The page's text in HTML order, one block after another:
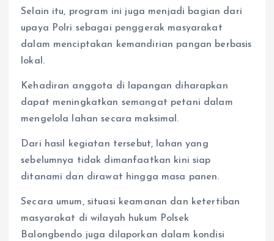
Selain itu, program ini juga menjadi bagian dari
upaya Polri sebagai penggerak masyarakat
dalam menciptakan kemandirian pangan berbasis
lokal.
Kehadiran anggota di lapangan diharapkan
dapat meningkatkan semangat petani dalam
mengelola lahan secara maksimal.
Dari hasil kegiatan tersebut, lahan yang
sebelumnya tidak dimanfaatkan kini siap
ditanami dan dirawat hingga masa panen.
Secara umum, situasi keamanan dan ketertiban
masyarakat di wilayah hukum Polsek
Balongbendo juga dilaporkan dalam kondisi